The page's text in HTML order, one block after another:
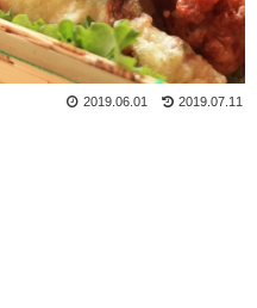
2019.07.11
2019.06.01